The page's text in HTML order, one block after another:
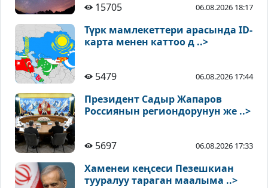
15705 06.08.2026 18:17
Түрк мамлекеттери арасында ID-
карта менен каттоо д ..>
5479 06.08.2026 17:44
Президент Садыр Жапаров
Россиянын региондорунун же ..>
5697 06.08.2026 17:33
Хаменеи кеңсеси Пезешкиан
тууралуу тараган маалыма ..>